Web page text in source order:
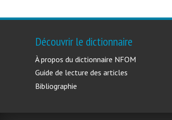
Découvrir le dictionnaire
À propos du dictionnaire NFOM
Guide de lecture des articles
Bibliographie